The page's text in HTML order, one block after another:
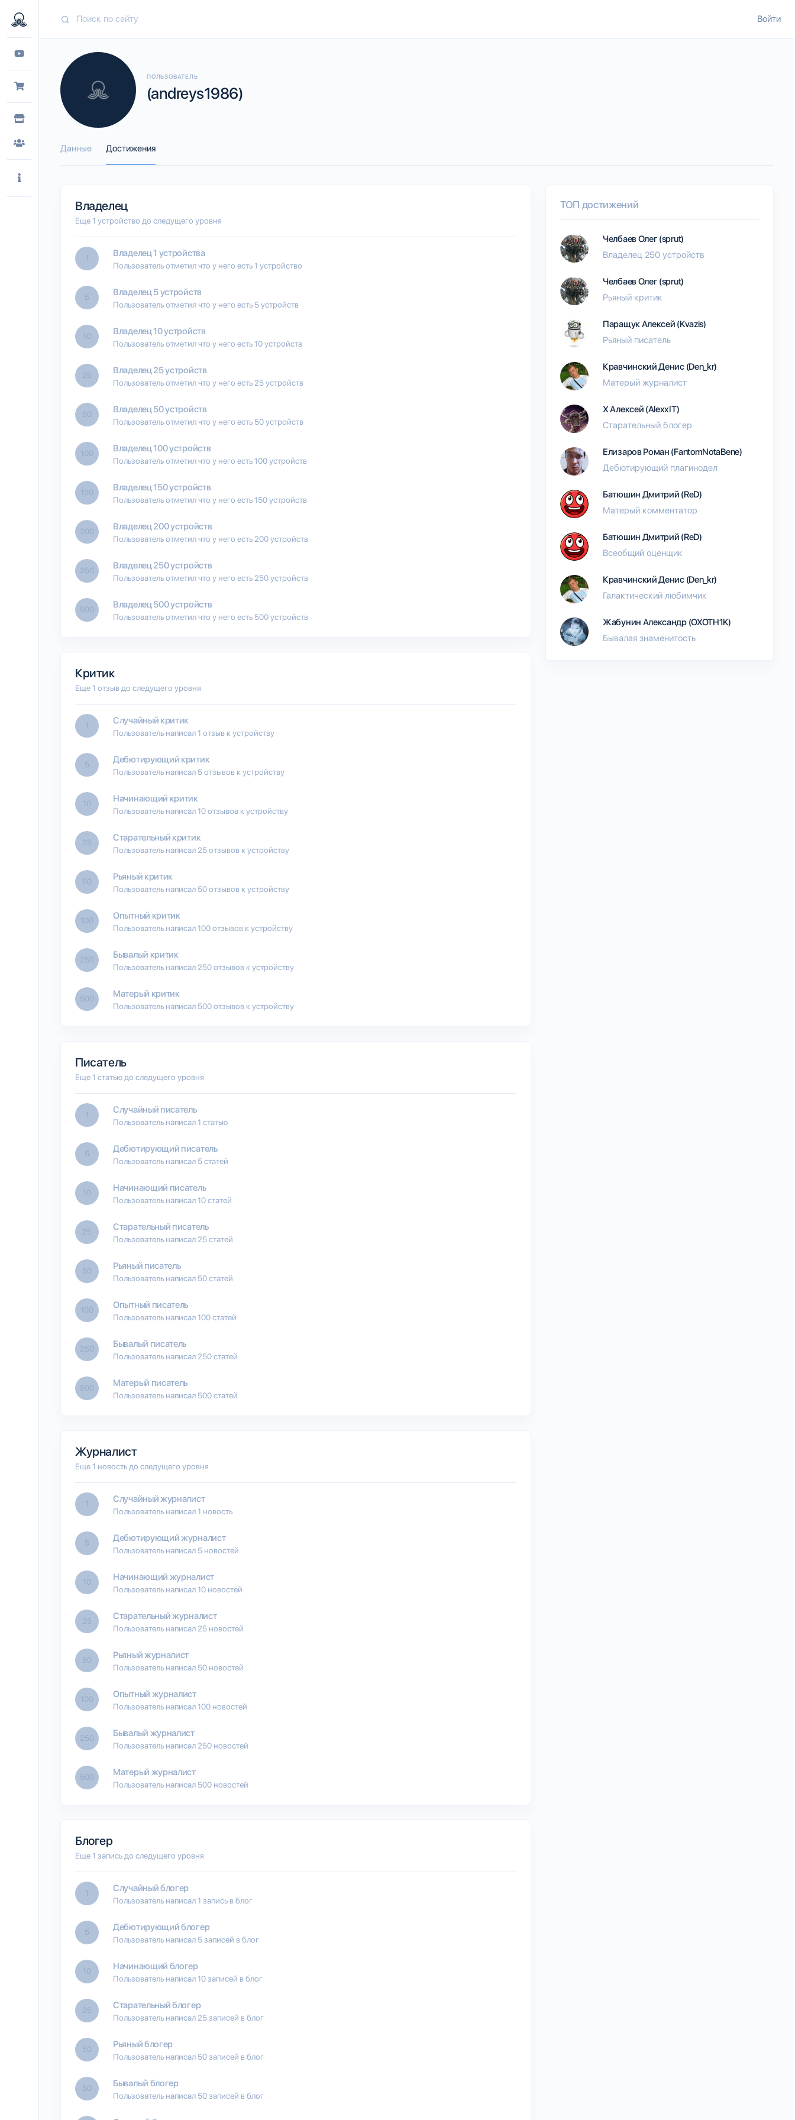
Войти
ПОЛЬЗОВАТЕЛЬ
(andreys1986)
Данные Достижения
Владелец
Еще 1 устройство до следущего уровня
1 Владелец 1 устройства
Пользователь отметил что у него есть 1 устройство
5 Владелец 5 устройств
Пользователь отметил что у него есть 5 устройств
10 Владелец 10 устройств
Пользователь отметил что у него есть 10 устройств
25 Владелец 25 устройств
Пользователь отметил что у него есть 25 устройств
50 Владелец 50 устройств
Пользователь отметил что у него есть 50 устройств
100 Владелец 100 устройств
Пользователь отметил что у него есть 100 устройств
150 Владелец 150 устройств
Пользователь отметил что у него есть 150 устройств
200 Владелец 200 устройств
Пользователь отметил что у него есть 200 устройств
250 Владелец 250 устройств
Пользователь отметил что у него есть 250 устройств
500 Владелец 500 устройств
Пользователь отметил что у него есть 500 устройств
Критик
Еще 1 отзыв до следущего уровня
1 Случайный критик
Пользователь написал 1 отзыв к устройству
5 Дебютирующий критик
Пользователь написал 5 отзывов к устройству
10 Начинающий критик
Пользователь написал 10 отзывов к устройству
25 Старательный критик
Пользователь написал 25 отзывов к устройству
50 Рьяный критик
Пользователь написал 50 отзывов к устройству
100 Опытный критик
Пользователь написал 100 отзывов к устройству
250 Бывалый критик
Пользователь написал 250 отзывов к устройству
500 Матерый критик
Пользователь написал 500 отзывов к устройству
Писатель
Еще 1 статью до следущего уровня
1 Случайный писатель
Пользователь написал 1 статью
5 Дебютирующий писатель
Пользователь написал 5 статей
10 Начинающий писатель
Пользователь написал 10 статей
25 Старательный писатель
Пользователь написал 25 статей
50 Рьяный писатель
Пользователь написал 50 статей
100 Опытный писатель
Пользователь написал 100 статей
250 Бывалый писатель
Пользователь написал 250 статей
500 Матерый писатель
Пользователь написал 500 статей
Журналист
Еще 1 новость до следущего уровня
1 Случайный журналист
Пользователь написал 1 новость
5 Дебютирующий журналист
Пользователь написал 5 новостей
10 Начинающий журналист
Пользователь написал 10 новостей
25 Старательный журналист
Пользователь написал 25 новостей
50 Рьяный журналист
Пользователь написал 50 новостей
100 Опытный журналист
Пользователь написал 100 новостей
250 Бывалый журналист
Пользователь написал 250 новостей
500 Матерый журналист
Пользователь написал 500 новостей
Блогер
Еще 1 запись до следущего уровня
1 Случайный блогер
Пользователь написал 1 запись в блог
5 Дебютирующий блогер
Пользователь написал 5 записей в блог
10 Начинающий блогер
Пользователь написал 10 записей в блог
25 Старательный блогер
Пользователь написал 25 записей в блог
50 Рьяный блогер
Пользователь написал 50 записей в блог
50 Бывалый блогер
Пользователь написал 50 записей в блог
ТОП достижений
Челбаев Олег (sprut)
Владелец 250 устройств
Челбаев Олег (sprut)
Рьяный критик
Паращук Алексей (Kvazis)
Рьяный писатель
Кравчинский Денис (Den_kr)
Матерый журналист
Х Алексей (AlexxIT)
Старательный блогер
Елизаров Роман (FantomNotaBene)
Дебютирующий плагинодел
Батюшин Дмитрий (ReD)
Матерый комментатор
Батюшин Дмитрий (ReD)
Всеобщий оценщик
Кравчинский Денис (Den_kr)
Галактический любимчик
Жабунин Александр (OXOTH1K)
Бывалая знаменитость